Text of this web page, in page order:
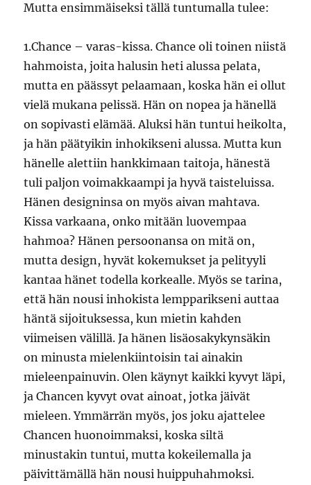
Mutta ensimmäiseksi tällä tuntumalla tulee:
1.Chance – varas-kissa. Chance oli toinen niistä
hahmoista, joita halusin heti alussa pelata,
mutta en päässyt pelaamaan, koska hän ei ollut
vielä mukana pelissä. Hän on nopea ja hänellä
on sopivasti elämää. Aluksi hän tuntui heikolta,
ja hän päätyikin inhokikseni alussa. Mutta kun
hänelle alettiin hankkimaan taitoja, hänestä
tuli paljon voimakkaampi ja hyvä taisteluissa.
Hänen designinsa on myös aivan mahtava.
Kissa varkaana, onko mitään luovempaa
hahmoa? Hänen persoonansa on mitä on,
mutta design, hyvät kokemukset ja pelityyli
kantaa hänet todella korkealle. Myös se tarina,
että hän nousi inhokista lempparikseni auttaa
häntä sijoituksessa, kun mietin kahden
viimeisen välillä. Ja hänen lisäosakykynsäkin
on minusta mielenkiintoisin tai ainakin
mieleenpainuvin. Olen käynyt kaikki kyvyt läpi,
ja Chancen kyvyt ovat ainoat, jotka jäivät
mieleen. Ymmärrän myös, jos joku ajattelee
Chancen huonoimmaksi, koska siltä
minustakin tuntui, mutta kokeilemalla ja
päivittämällä hän nousi huippuhahmoksi.